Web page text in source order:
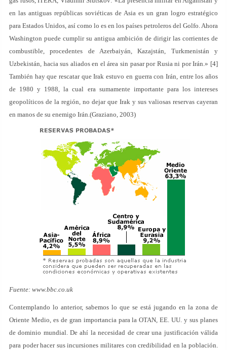
en las antiguas repúblicas soviéticas de Asia es un gran logro estratégico
para Estados Unidos, así como lo es en los países petroleros del Golfo. Ahora
Washington puede cumplir su antigua ambición de dirigir las corrientes de
combustible, procedentes de Azerbaiyán, Kazajstán, Turkmenistán y
Uzbekistán, hacia sus aliados en el área sin pasar por Rusia ni por Irán.» [4]
También hay que rescatar que Irak estuvo en guerra con Irán, entre los años
de 1980 y 1988, la cual era sumamente importante para los intereses
geopolíticos de la región, no dejar que Irak y sus valiosas reservas cayeran
en manos de su enemigo Irán.(Graziano, 2003)
Fuente: www.bbc.co.uk
Contemplando lo anterior, sabemos lo que se está jugando en la zona de
Oriente Medio, es de gran importancia para la OTAN, EE. UU. y sus planes
de dominio mundial. De ahí la necesidad de crear una justificación válida
para poder hacer sus incursiones militares con credibilidad en la población.